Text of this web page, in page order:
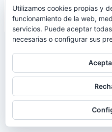
© 2026 Manquepierda
por
Utilizamos cookies propias y
funcionamiento de la web,
servicios. Puede aceptar
necesarias o configurar sus